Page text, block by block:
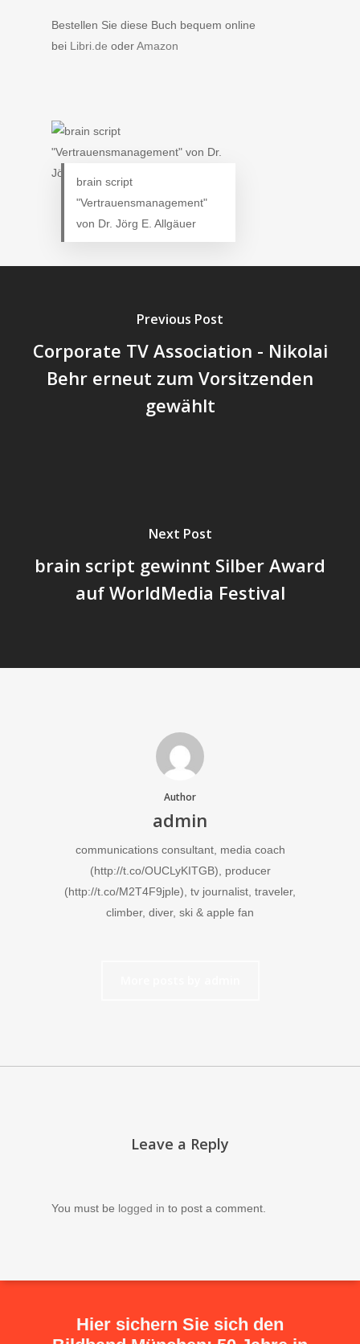
Bestellen Sie diese Buch bequem online
bei Libri.de oderAmazon
brain script
"Vertrauensmanagement"
von Dr. Jörg E. Allgäuer
Previous Post
Corporate TV Association - Nikolai
Behr erneut zum Vorsitzenden
gewählt
Next Post
brain script gewinnt Silber Award
auf WorldMedia Festival
Author
admin
communications consultant, media coach
(http://t.co/OUCLyKITGB), producer
(http://t.co/M2T4F9jple), tv journalist, traveler,
climber, diver, ski & apple fan
Leave a Reply
You must be logged in to post a comment.
Hier sichern Sie sich den